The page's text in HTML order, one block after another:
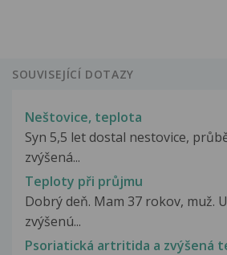
SOUVISEJÍCÍ DOTAZY
Neštovice, teplota
Syn 5,5 let dostal nestovice,
zvýšená...
Teploty při průjmu
Dobrý deň. Mam 37 rokov, muž.
zvýšenú...
Psoriatická artritida a zvýšená